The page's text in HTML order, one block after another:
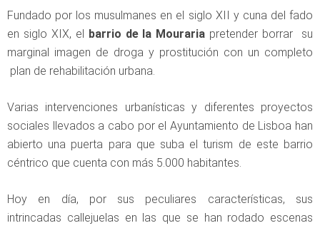
Fundado por los musulmanes en el siglo XII y cuna del fado
en siglo XIX, el barrio de la Mouraria pretender borrar su
marginal imagen de droga y prostitución con un completo
plan de rehabilitación urbana.
Varias intervenciones urbanísticas y diferentes proyectos
sociales llevados a cabo por el Ayuntamiento de Lisboa han
abierto una puerta para que suba el turism de este barrio
céntrico que cuenta con más 5.000 habitantes.
Hoy en día, por sus peculiares características, sus
intrincadas callejuelas en las que se han rodado escenas